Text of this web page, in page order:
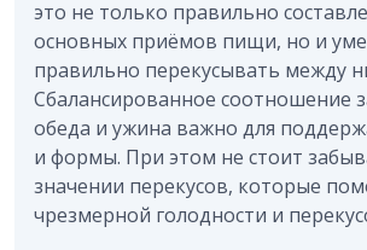
это не только правильно
основных приёмов пищи, но и
правильно перекусывать между
Сбалансированное соотношение
обеда и ужина важно для
и формы. При этом не стоит
значении перекусов, которые
чрезмерной голодности и